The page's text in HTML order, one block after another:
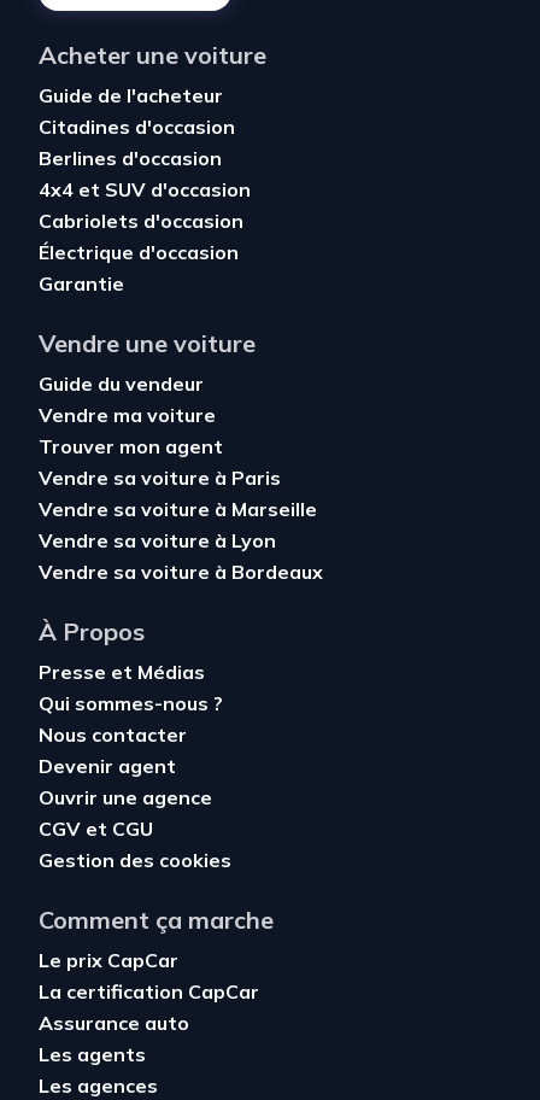
Acheter une voiture
Guide de l'acheteur
Citadines d'occasion
Berlines d'occasion
4x4 et SUV d'occasion
Cabriolets d'occasion
Électrique d'occasion
Garantie
Vendre une voiture
Guide du vendeur
Vendre ma voiture
Trouver mon agent
Vendre sa voiture à Paris
Vendre sa voiture à Marseille
Vendre sa voiture à Lyon
Vendre sa voiture à Bordeaux
À Propos
Presse et Médias
Qui sommes-nous ?
Nous contacter
Devenir agent
Ouvrir une agence
CGV et CGU
Gestion des cookies
Comment ça marche
Le prix CapCar
La certification CapCar
Assurance auto
Les agents
Les agences